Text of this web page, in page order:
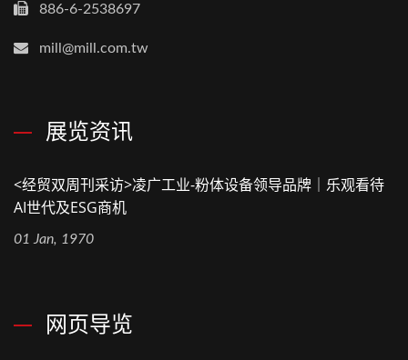
886-6-2538697
mill@mill.com.tw
展览资讯
<经贸双周刊采访>凌广工业-粉体设备领导品牌｜乐观看待
AI世代及ESG商机
01 Jan, 1970
网页导览